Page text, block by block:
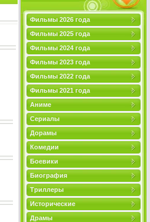
Фильмы 2026 года
Фильмы 2025 года
Фильмы 2024 года
Фильмы 2023 года
Фильмы 2022 года
Фильмы 2021 года
Аниме
Сериалы
Дорамы
Комедии
Боевики
Биография
Триллеры
Исторические
Драмы